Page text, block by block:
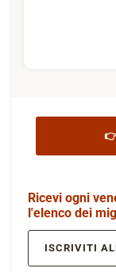
Ricevi ogni
l'elenco dei
ISCRIVITI